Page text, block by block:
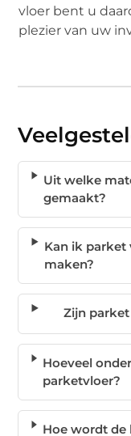
vloer bent u
plezier van uw
Uit welke
gemaakt?
Kan ik parket
maken?
Zijn
Hoeveel
parketvloer?
Hoe wordt